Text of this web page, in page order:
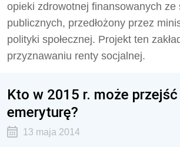
opieki zdrowotnej finansowanych ze
publicznych, przedłożony przez
polityki społecznej. Projekt ten
przyznawaniu renty socjalnej.
Kto w 2015 r. może przejść
emeryturę?
13 maja 2014